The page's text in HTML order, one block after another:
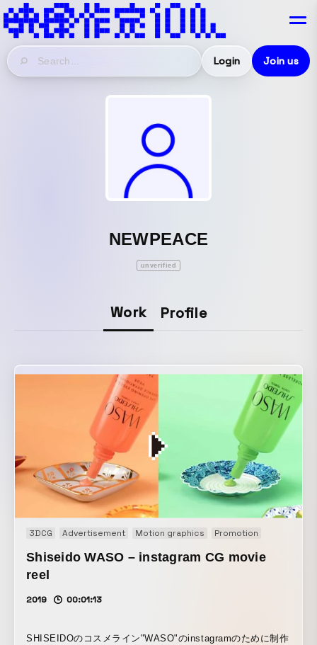
Login Join us
NEWPEACE
unverified
Work Profile
3DCG Advertisement Motion graphics Promotion
Shiseido WASO – instagram CG movie
reel
2019 00:01:13
SHISEIDOのコスメライン"WASO"のinstagramのために制作